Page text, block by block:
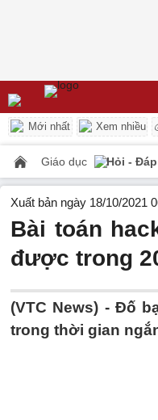
Mới nhất Xem nhiều
Giáo dục Hỏi - Đáp
Xuất bản ngày 18/10/2021
Bài toán
được trong
(VTC News) - Đố
trong thời gian